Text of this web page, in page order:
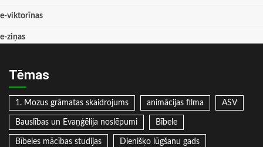
e-viktorīnas
e-ziņas
Tēmas
1. Mozus grāmatas skaidrojums animācijas filma ASV
Bauslības un Evaņģēlija noslēpumi Bībele
Bībeles mācības studijas Dienišķo lūgšanu gads